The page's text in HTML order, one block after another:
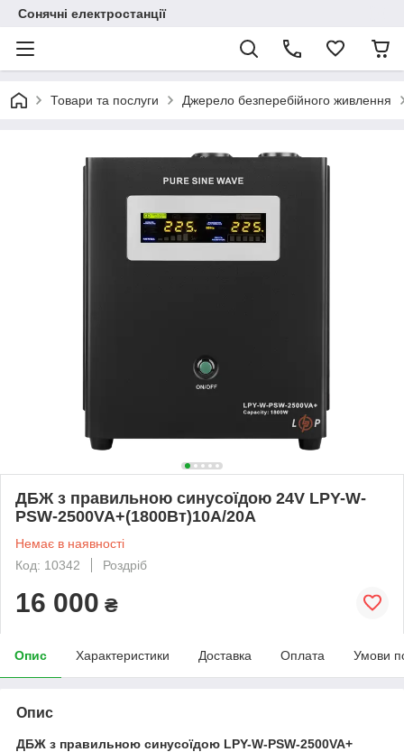
Сонячні електростанції
Товари та послуги Джерело безперебійного живлення
ДБЖ з правильною синусоїдою 24V LPY-W-
PSW-2500VA+(1800Вт)10A/20A
Немає в наявності
Код: 10342
Роздріб
16 000 ₴
Опис Характеристики Доставка Оплата Умови
Опис
ДБЖ з правильною синусоїдою LPY-W-PSW-2500VA+